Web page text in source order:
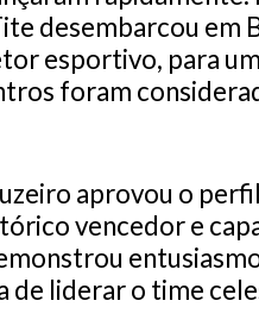
desembarcou em
esportivo, para
foram
aprovou o
vencedor e
de liderar o time